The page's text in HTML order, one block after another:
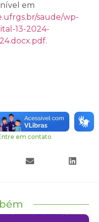
em
saude/wp-
13-2024-
.
em contato